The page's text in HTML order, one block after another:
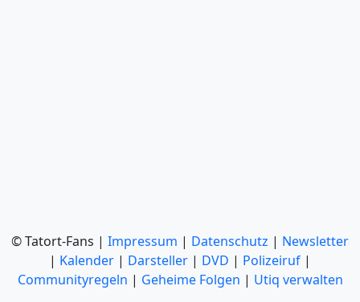
© Tatort-Fans | Impressum | Datenschutz | Newsletter
| Kalender | Darsteller | DVD | Polizeiruf |
Communityregeln | Geheime Folgen | Utiq verwalten